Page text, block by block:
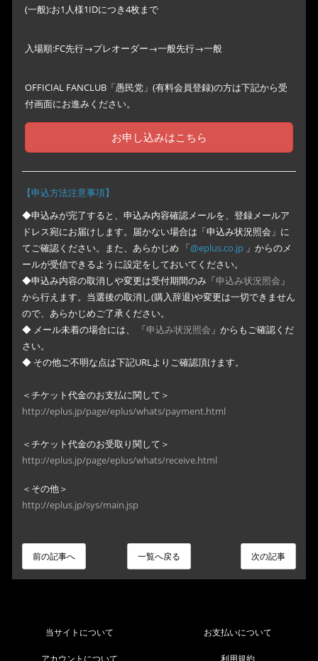
(一般):お1人様1IDにつき4枚まで
入場順:FC先行→プレオーダー→一般先行→一般
OFFICIAL FANCLUB「愚民党」(有料会員登録)の方は下記から受
付画面にお進みください。
お申し込みはこちら
【申込方法注意事項】
◆申込みが完了すると、申込み内容確認メールを、登録メールア
ドレス宛にお届けします。届かない場合は「申込み状況照会」に
てご確認ください。また、あらかじめ 「@eplus.co.jp 」からのメ
ールが受信できるように設定をしておいてください。
◆申込み内容の取消しや変更は受付期間のみ「申込み状況照会 」
から行えます。当選後の取消し(購入辞退)や変更は一切できません
ので、あらかじめご了承ください。
◆ メール未着の場合には、 「申込み状況照会 」からもご確認くだ
さい。
◆ その他ご不明な点は下記URLよりご確認頂けます。
＜チケット代金のお支払に関して＞
http://eplus.jp/page/eplus/whats/payment.html
＜チケット代金のお受取り関して＞
http://eplus.jp/page/eplus/whats/receive.html
＜その他＞
http://eplus.jp/sys/main.jsp
次の記事
一覧へ戻る
前の記事へ
当サイトについて お支払いについて